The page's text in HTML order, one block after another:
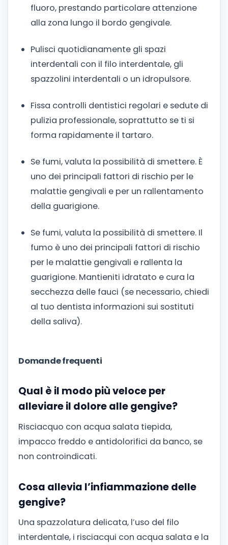
fluoro, prestando particolare attenzione
alla zona lungo il bordo gengivale.
Pulisci quotidianamente gli spazi
interdentali con il filo interdentale, gli
spazzolini interdentali o un idropulsore.
Fissa controlli dentistici regolari e sedute di
pulizia professionale, soprattutto se ti si
forma rapidamente il tartaro.
Se fumi, valuta la possibilità di smettere. È
uno dei principali fattori di rischio per le
malattie gengivali e per un rallentamento
della guarigione.
Se fumi, valuta la possibilità di smettere. Il
fumo è uno dei principali fattori di rischio
per le malattie gengivali e rallenta la
guarigione. Mantieniti idratato e cura la
secchezza delle fauci (se necessario, chiedi
al tuo dentista informazioni sui sostituti
della saliva).
Domande frequenti
Qual è il modo più veloce per
alleviare il dolore alle gengive?
Risciacquo con acqua salata tiepida,
impacco freddo e antidolorifici da banco, se
non controindicati.
Cosa allevia l’infiammazione delle
gengive?
Una spazzolatura delicata, l’uso del filo
interdentale, i risciacqui con acqua salata e la